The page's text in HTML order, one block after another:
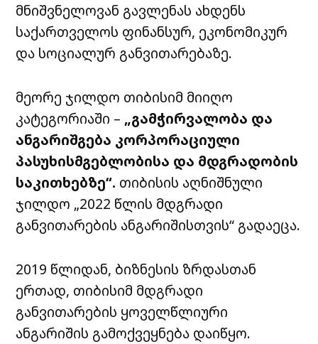
მნიშვნელოვან გავლენას ახდენს
საქართველოს ფინანსურ, ეკონომიკურ
და სოციალურ განვითარებაზე.
მეორე ჯილდო თიბისიმ მიიღო
კატეგორიაში – „გამჭირვალობა და
ანგარიშგება კორპორაციული
პასუხისმგებლობისა და მდგრადობის
საკითხებზე“. თიბისის აღნიშნული
ჯილდო „2022 წლის მდგრადი
განვითარების ანგარიშისთვის“ გადაეცა.
2019 წლიდან, ბიზნესის ზრდასთან
ერთად, თიბისიმ მდგრადი
განვითარების ყოველწლიური
ანგარიშის გამოქვეყნება დაიწყო.